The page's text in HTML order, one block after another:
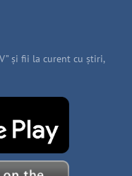
și fii la curent cu știri,